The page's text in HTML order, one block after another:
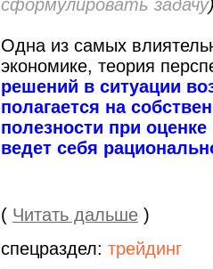
сформулировать задачу
Одна из самых
экономике, теория
решений в ситуации
полагается на
полезности при
ведет себя
( Читать дальше )
спецраздел: трейдинг